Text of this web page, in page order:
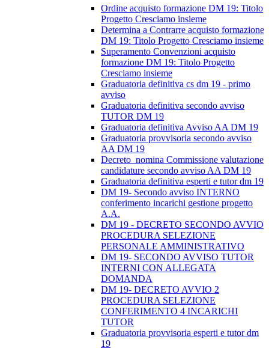
Ordine acquisto formazione DM 19: Titolo
Progetto Cresciamo insieme
Determina a Contrarre acquisto formazione
DM 19: Titolo Progetto Cresciamo insieme
Superamento Convenzioni acquisto
formazione DM 19: Titolo Progetto
Cresciamo insieme
Graduatoria definitiva cs dm 19 - primo
avviso
Graduatoria definitiva secondo avviso
TUTOR DM 19
Graduatoria definitiva Avviso AA DM 19
Graduatoria provvisoria secondo avviso
AA DM 19
Decreto_nomina Commissione valutazione
candidature secondo avviso AA DM 19
Graduatoria definitiva esperti e tutor dm 19
DM 19- Secondo avviso INTERNO
conferimento incarichi gestione progetto
A.A.
DM 19 - DECRETO SECONDO AVVIO
PROCEDURA SELEZIONE
PERSONALE AMMINISTRATIVO
DM 19- SECONDO AVVISO TUTOR
INTERNI CON ALLEGATA
DOMANDA
DM 19- DECRETO AVVIO 2
PROCEDURA SELEZIONE
CONFERIMENTO 4 INCARICHI
TUTOR
Graduatoria provvisoria esperti e tutor dm
19